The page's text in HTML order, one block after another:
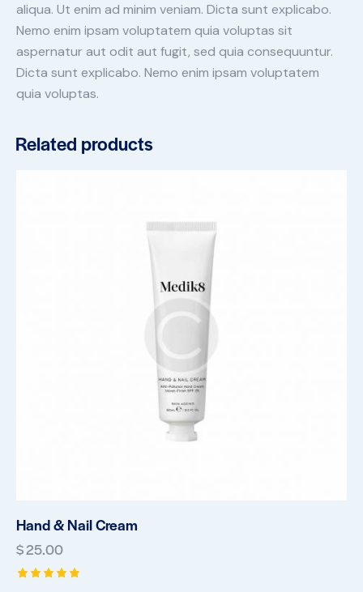
aliqua. Ut enim ad minim veniam. Dicta sunt explicabo.
Nemo enim ipsam voluptatem quia voluptas sit
aspernatur aut odit aut fugit, sed quia consequuntur.
Dicta sunt explicabo. Nemo enim ipsam voluptatem
quia voluptas.
Related products
Hand & Nail Cream
$25.00